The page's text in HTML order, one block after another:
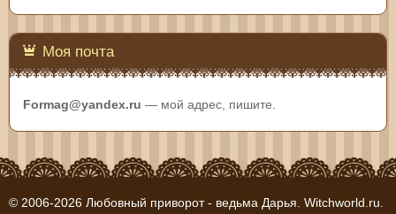
Моя почта
Formag@yandex.ru — мой адрес, пишите.
© 2006-2026 Любовный приворот - ведьма Дарья. Witchworld.ru.